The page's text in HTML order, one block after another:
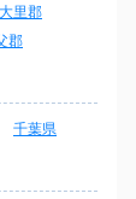
大里郡
郡
千葉県